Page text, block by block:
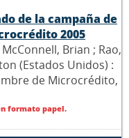
de la campaña de
2005
Brian ; Rao,
(Estados Unidos) :
de Microcrédito,
formato papel.